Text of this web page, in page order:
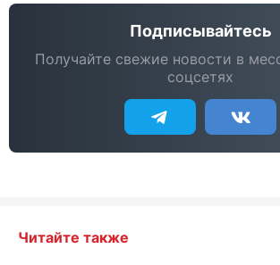
Подписывайтесь
Получайте свежие новости в
соцсетях
Читайте также